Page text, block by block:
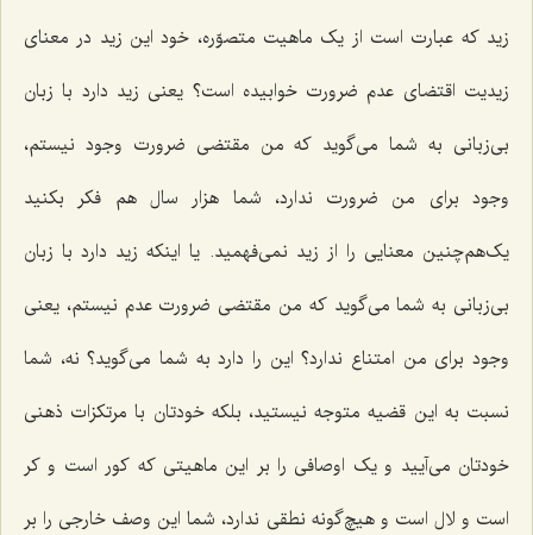
زید که عبارت است از یک ماهیت متصوّره، خود این زید در معنای
زیدیت اقتضای عدم ضرورت خوابیده است؟ یعنی زید دارد با زبان
بی‌زبانی به شما می‌گوید که من مقتضی ضرورت وجود نیستم،
وجود برای من ضرورت ندارد، شما هزار سال هم فکر بکنید
یک‌هم‌چنین معنایی را از زید نمی‌فهمید. یا اینکه زید دارد با زبان
بی‌زبانی به شما می‌گوید که من مقتضی ضرورت عدم نیستم، یعنی
وجود برای من امتناع ندارد؟ این را دارد به شما می‌گوید؟ نه، شما
نسبت به این قضیه متوجه نیستید، بلکه خودتان با مرتکزات ذهنی
خودتان می‌آیید و یک اوصافی را بر این ماهیتی که کور است و کر
است و لال است و هیچ‌گونه نطقی ندارد، شما این وصف خارجی را بر